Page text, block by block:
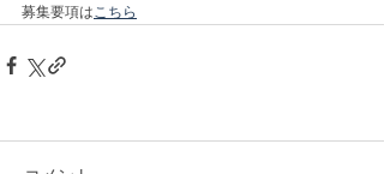
募集要項はこちら